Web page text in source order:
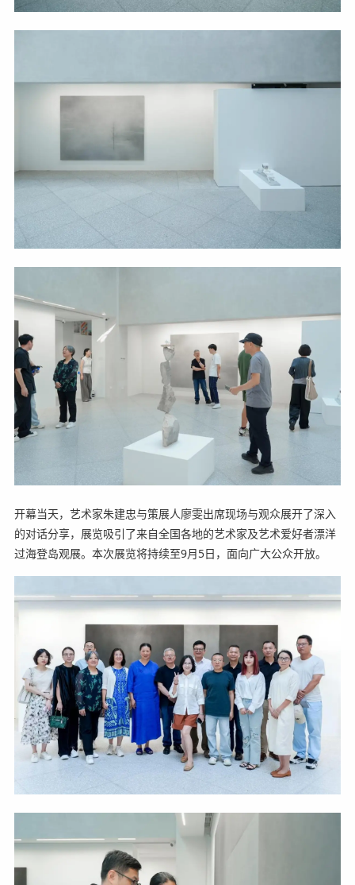
开幕当天，艺术家朱建忠与策展人廖雯出席现场与观众展开了深入
的对话分享，展览吸引了来自全国各地的艺术家及艺术爱好者漂洋
过海登岛观展。本次展览将持续至9月5日，面向广大公众开放。